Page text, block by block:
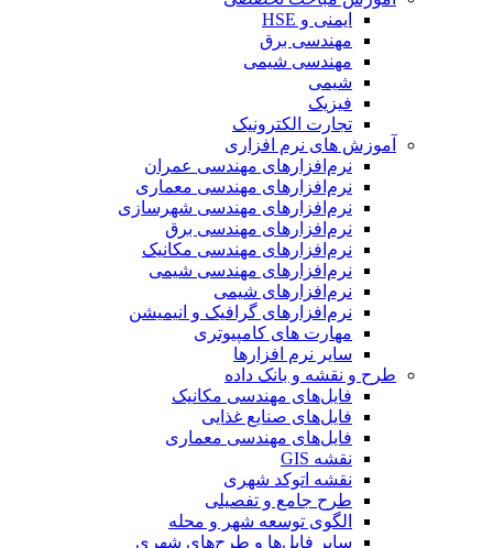
ایمنی و HSE
مهندسی برق
مهندسی شیمی
شیمی
فیزیک
تجارت الکترونیک
آموزش های نرم افزاری
نرم‌افزارهای مهندسی عمران
نرم‌افزارهای مهندسی معماری
نرم‌افزارهای مهندسی شهرسازی
نرم‌افزارهای مهندسی برق
نرم‌افزارهای مهندسی مکانیک
نرم‌افزارهای مهندسی شیمی
نرم‌افزارهای شیمی
نرم‌افزارهای گرافیک و انیمیشن
مهارت های کامپیوتری
سایر نرم افزارها
طرح و نقشه و بانک داده
فایل‌های مهندسی مکانیک
فایل‌های صنایع غذایی
فایل‌های مهندسی معماری
نقشه GIS
نقشه اتوکد شهری
طرح جامع و تفصیلی
الگوی توسعه شهر و محله
سایر فایل‌ها و طرح‌های شهری